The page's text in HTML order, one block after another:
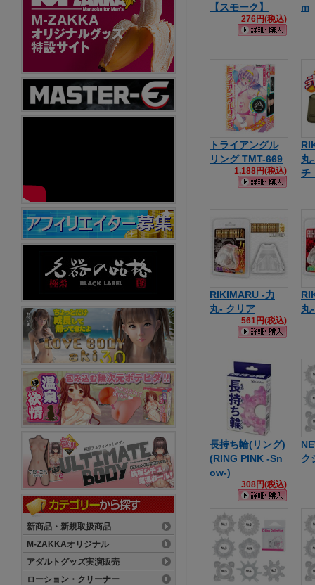
【スモーク】
276円(税込)
m
トライアングル
リング TMT-669
1,188円(税込)
丸
RIKIMARU -力
丸- クリア
561円(税込)
丸
長持ち輪(リング)
(RING PINK -Sn
ow-)
308円(税込)
ク
新商品・新規取扱商品
M-ZAKKAオリジナル
アダルトグッズ実演販売
ローション・クリーナー